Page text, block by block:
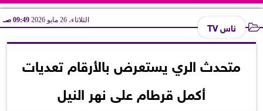
ناس TV الثلاثاء، 26 مايو 2026 09:49 صـ
متحدث الري يستعرض بالأرقام تعديات
أكمل قرطام على نهر النيل